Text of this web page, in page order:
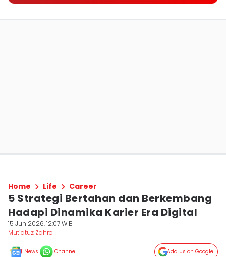
Home Life Career
5 Strategi Bertahan dan Berkembang
Hadapi Dinamika Karier Era Digital
15 Jun 2026, 12:07 WIB
Mutiatuz Zahro
News Channel Add Us on Google